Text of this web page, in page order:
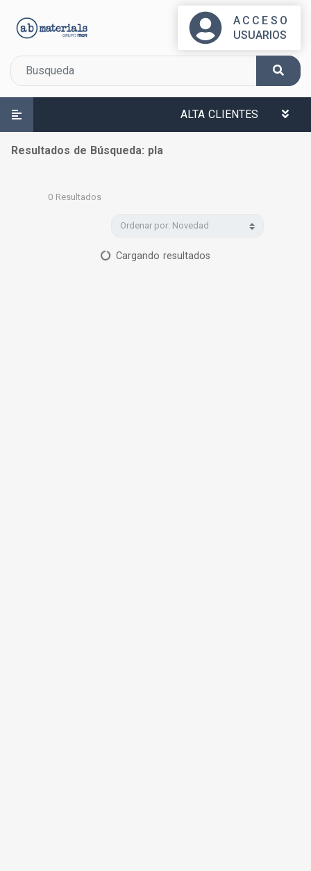
ACCESO
USUARIOS
ALTA CLIENTES
Resultados de Búsqueda: pla
0 Resultados
Cargando resultados